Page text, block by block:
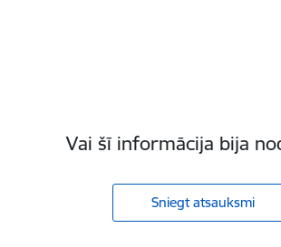
Vai šī informācija bija
Sniegt atsauksmi